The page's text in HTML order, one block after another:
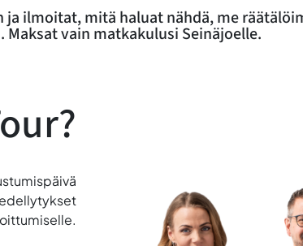
ja ilmoitat, mitä haluat nähdä, me
Maksat vain matkakulusi Seinäjoelle.
edellytykset